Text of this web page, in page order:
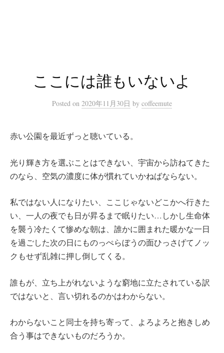
ここには誰もいないよ
Posted on 2020年11月30日 by coffeemute
赤い公園を最近ずっと聴いている。
光り輝き方を選ぶことはできない、宇宙から訪ねてきた
のなら、空気の濃度に体が慣れていかねばならない。
私ではない人になりたい、ここじゃないどこかへ行きた
い、一人の夜でも日が昇るまで眠りたい…しかし生命体
を襲う冷たくて惨めな朝は、誰かに囲まれた暖かな一日
を過ごした次の日にものっぺらぼうの面ひっさげてノッ
クもせず乱雑に押し倒してくる。
誰もが、立ち上がれないような窮地に立たされている訳
ではないと、言い切れるのかはわからない。
わからないこと同士を持ち寄って、よろよろと抱きしめ
合う事はできないものだろうか。